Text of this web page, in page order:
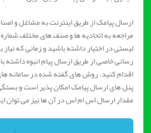
ارسال پیامک از طریق اینترنت به مشاغل و
مراجعه به اتحادیه ها و صنف های مختلف شماره
لیستی در اختیار داشته باشید و زمانی که نیاز
رسانی خاصی از طریق ارسال پیام انبوه داشته
اقدام کنید. روش های گفته شده در سامانه های
پنل های ارسال پیامک امکان پذیر است و بستگی
مقدار ارسال اس ام اس در آن ها نیز می توان